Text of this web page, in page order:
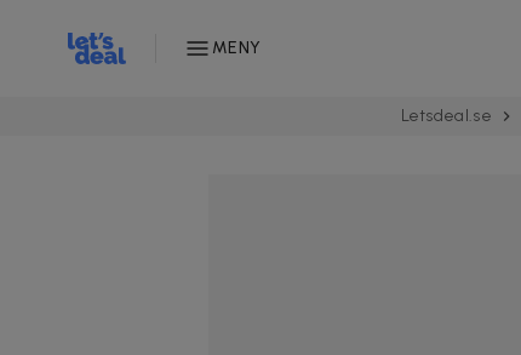
MENY
Letsdeal.se